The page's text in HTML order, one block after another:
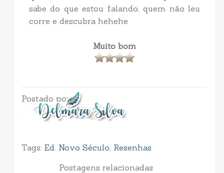
sabe do que estou falando, quem não leu
corre e descubra hehehe
Muito bom
Postado por
Tags: Ed. Novo Século, Resenhas
Postagens relacionadas